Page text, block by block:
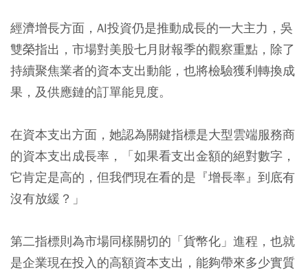
經濟增長方面，AI投資仍是推動成長的一大主力，吳
雙榮指出，市場對美股七月財報季的觀察重點，除了
持續聚焦業者的資本支出動能，也將檢驗獲利轉換成
果，及供應鏈的訂單能見度。
在資本支出方面，她認為關鍵指標是大型雲端服務商
的資本支出成長率，「如果看支出金額的絕對數字，
它肯定是高的，但我們現在看的是『增長率』到底有
沒有放緩？」
第二指標則為市場同樣關切的「貨幣化」進程，也就
是企業現在投入的高額資本支出，能夠帶來多少實質